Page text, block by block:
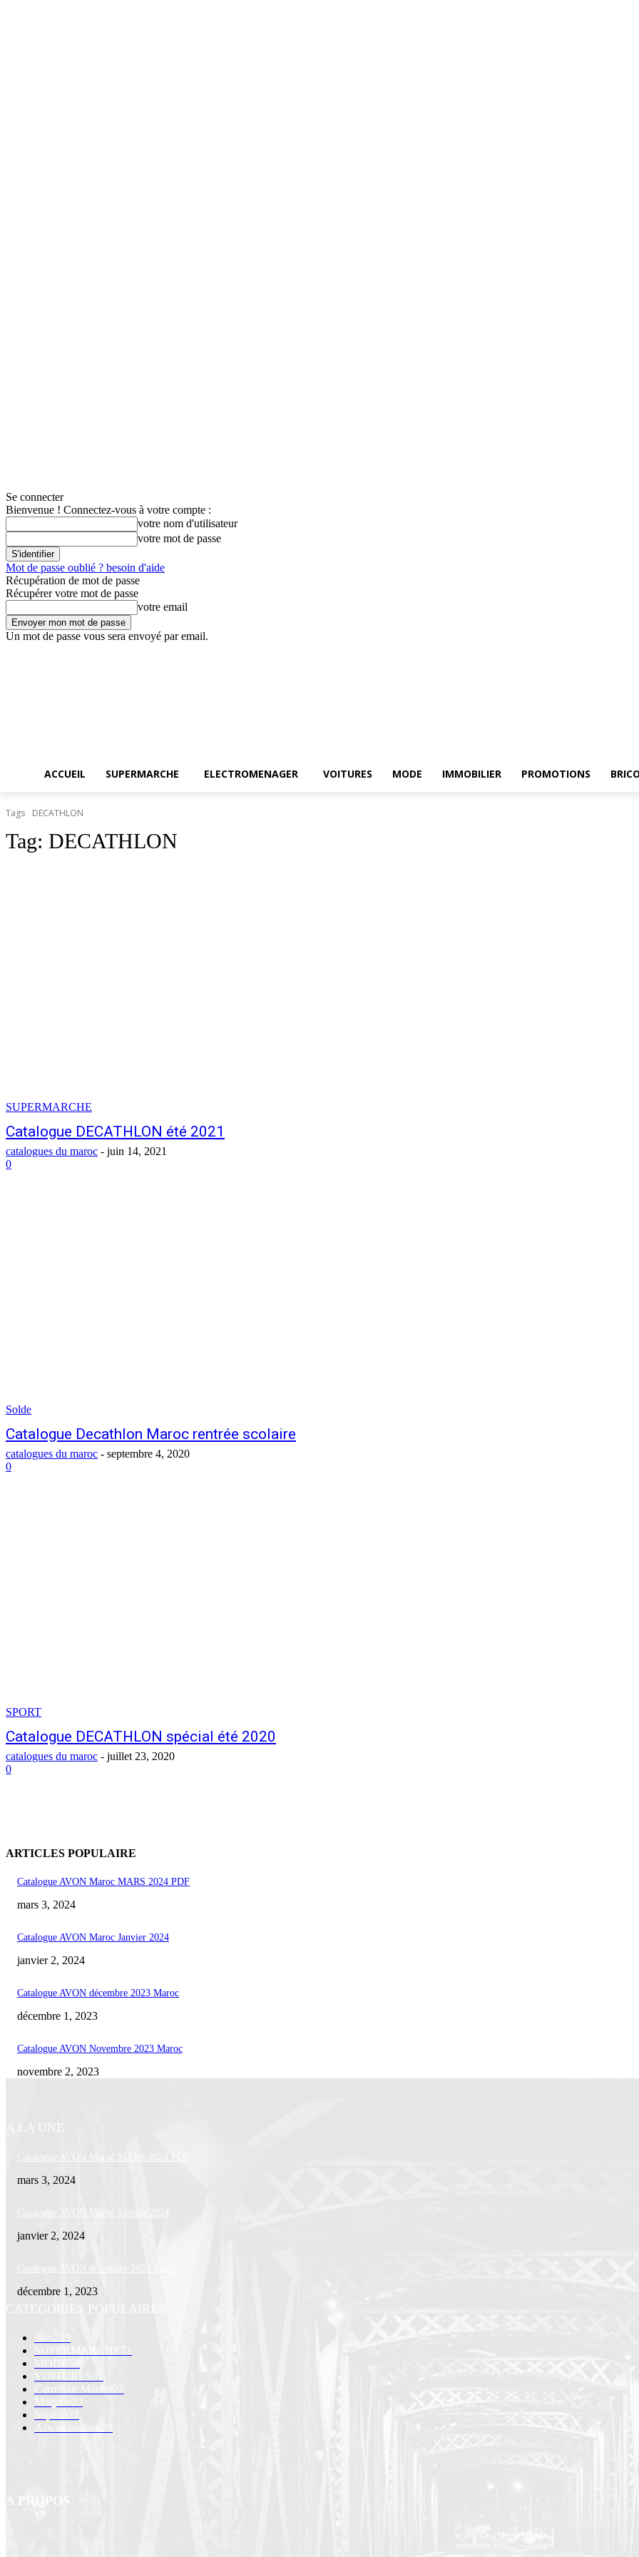
Se connecter
Bienvenue ! Connectez-vous à votre compte :
votre nom d'utilisateur
votre mot de passe
Mot de passe oublié ? besoin d'aide
Récupération de mot de passe
Récupérer votre mot de passe
votre email
Un mot de passe vous sera envoyé par email.
ACCUEIL SUPERMARCHE ELECTROMENAGER VOITURES MODE IMMOBILIER PROMOTIONS
Tags DECATHLON
Tag: DECATHLON
SUPERMARCHE
Catalogue DECATHLON été 2021
catalogues du maroc - juin 14, 2021
0
Solde
Catalogue Decathlon Maroc rentrée scolaire
catalogues du maroc - septembre 4, 2020
0
SPORT
Catalogue DECATHLON spécial été 2020
catalogues du maroc - juillet 23, 2020
0
ARTICLES POPULAIRE
Catalogue AVON Maroc MARS 2024 PDF
mars 3, 2024
Catalogue AVON Maroc Janvier 2024
janvier 2, 2024
Catalogue AVON décembre 2023 Maroc
décembre 1, 2023
Catalogue AVON Novembre 2023 Maroc
novembre 2, 2023
A LA UNE
Catalogue AVON Maroc MARS 2024 PDF
mars 3, 2024
Catalogue AVON Maroc Janvier 2024
janvier 2, 2024
Catalogue AVON décembre 2023 Maroc
décembre 1, 2023
CATEGORIES POPULAIRES
Bim
223
SUPERMARCHE
MODE
VOITURES
Carrefour Market
Marjane
23
Supeco
Aswakassalam
20
A PROPOS